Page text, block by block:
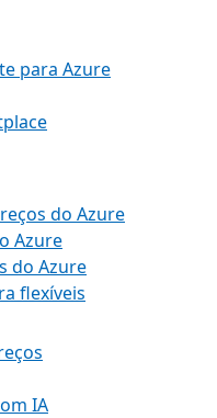
para Azure
do Azure
Azure
do Azure
flexíveis
IA